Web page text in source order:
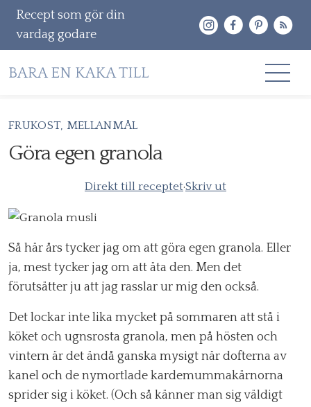
Recept som gör din
vardag godare
Gå
till
RECEPT
OM MIG
KONTAKT & PR
Sök
FRUKOST MELLANMÅL
Göra egen granola
Direkt till receptet·Skriv ut
Så här års tycker jag om att göra egen granola. Eller
ja, mest tycker jag om att äta den. Men det
förutsätter ju att jag rasslar ur mig den också.
Det lockar inte lika mycket på sommaren att stå i
köket och ugnsrosta granola, men på hösten och
vintern är det ändå ganska mysigt när dofterna av
kanel och de nymortlade kardemummakärnorna
sprider sig i köket. (Och så känner man sig väldigt